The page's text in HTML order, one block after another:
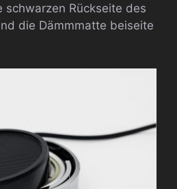
Rückseite des
die Dämmmatte beiseite